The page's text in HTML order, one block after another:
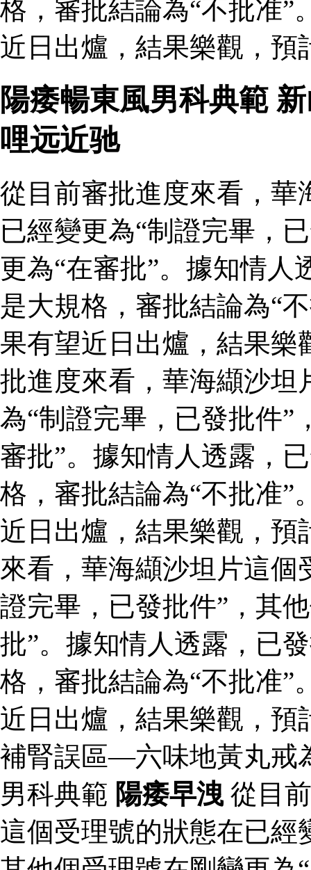
格，審批結論為“不批准”
近日出爐，結果樂觀，預
陽痿暢東風男科典範
哩远近驰
從目前審批進度來看，華
已經變更為“制證完畢，
更為“在審批”。據知情
是大規格，審批結論為“
果有望近日出爐，結果樂
批進度來看，華海纈沙坦
為“制證完畢，已發批件”
審批”。據知情人透露，
格，審批結論為“不批准”
近日出爐，結果樂觀，預
來看，華海纈沙坦片這個
證完畢，已發批件”，其
批”。據知情人透露，已
格，審批結論為“不批准”
近日出爐，結果樂觀，
補腎誤區—六味地黃丸戒
男科典範 陽痿早洩 從目
這個受理號的狀態在已經